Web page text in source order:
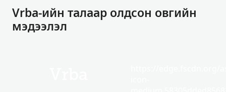
Vrba-ийн талаар олдсон овгийн
мэдээлэл